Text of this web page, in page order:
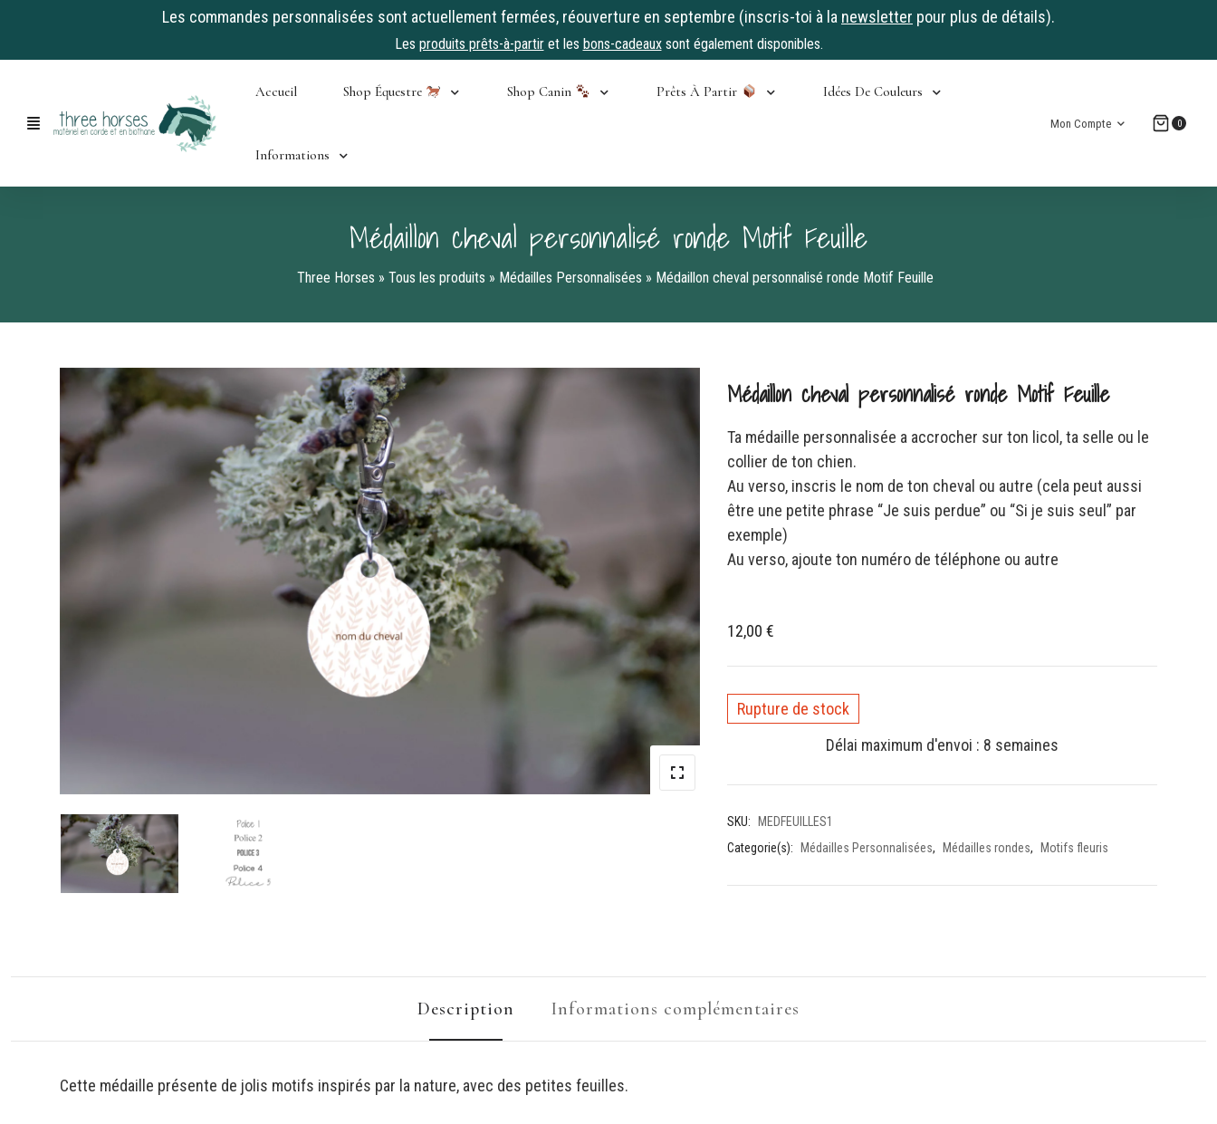
Les commandes personnalisées sont actuellement fermées, réouverture en septembre (inscris-toi à la newsletter pour plus de détails).
Les produits prêts-à-partiret les bons-cadeauxsont également disponibles.
content
Accueil Shop Équestre Shop Canin Prêts À Partir Idées De Couleurs
Informations
Mon Compte 0
Médaillon cheval personnalisé ronde Motif Feuille
Three Horses » Tous les produits » Médailles Personnalisées » Médaillon cheval personnalisé ronde Motif Feuille
Médaillon cheval personnalisé ronde Motif Feuille
Ta médaille personnalisée a accrocher sur ton licol, ta selle ou le
collier de ton chien.
Au verso, inscris le nom de ton cheval ou autre (cela peut aussi
être une petite phrase “Je suis perdue” ou “Si je suis seul” par
exemple)
Au verso, ajoute ton numéro de téléphone ou autre
12,00 €
Rupture de stock
Délai maximum d'envoi : 8 semaines
SKU:
MEDFEUILLES1
Categorie(s):
Médailles Personnalisées, Médailles rondes, Motifs fleuris
Description Informations complémentaires
Cette médaille présente de jolis motifs inspirés par la nature, avec des petites feuilles.